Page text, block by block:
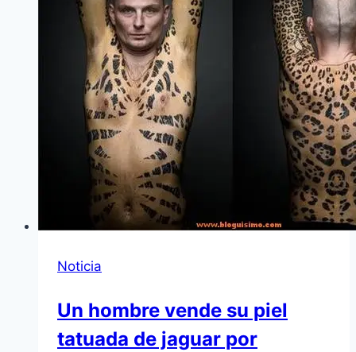
Noticia
Un hombre vende su piel
tatuada de jaguar por